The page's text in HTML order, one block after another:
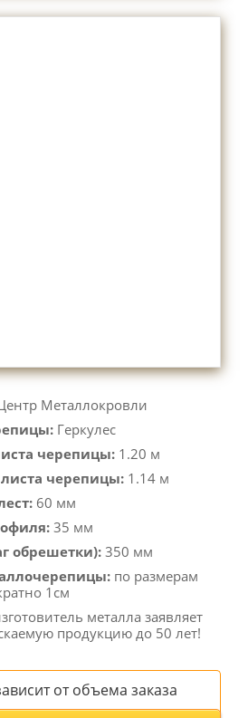
Металлокровли
Геркулес
черепицы: 1.20 м
черепицы: 1.14 м
60 мм
35 мм
обрешетки): 350 мм
по размерам
1см
металла заявляет
продукцию до 50 лет!
от объема заказа